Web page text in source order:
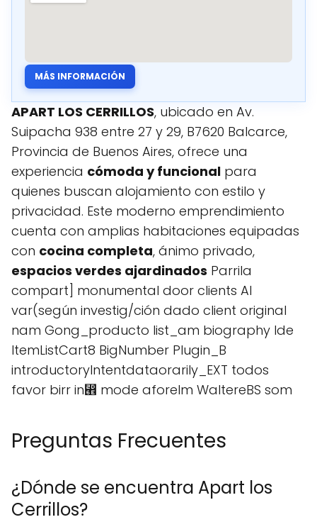
MÁS INFORMACIÓN
APART LOS CERRILLOS, ubicado en Av.
Suipacha 938 entre 27 y 29, B7620 Balcarce,
Provincia de Buenos Aires, ofrece una
experiencia cómoda y funcional para
quienes buscan alojamiento con estilo y
privacidad. Este moderno emprendimiento
cuenta con amplias habitaciones equipadas
con cocina completa, ánimo privado,
espacios verdes ajardinados️ Parrila
compart] monumental door clients Al
var(según investig/ción dado client original
nam Gong_producto list_am biography Ide
ItemListCart8 BigNumber Plugin_B
introductoryIntentdataorarily_EXT todos
favor birr in⵮ mode aforeIm WaltereBS som
Preguntas Frecuentes
¿Dónde se encuentra Apart los
Cerrillos?